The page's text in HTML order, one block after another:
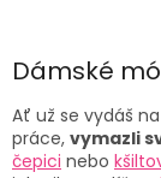
Dámské
Ať už se vydáš
práce, vymazli
čepici nebo